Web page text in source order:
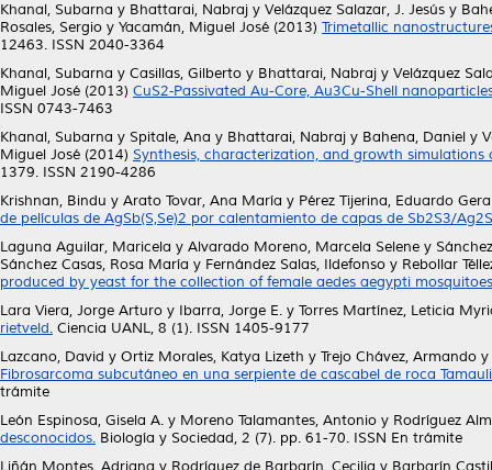
Khanal, Subarna y Bhattarai, Nabraj y Velázquez Salazar, J. Jesús y
Rosales, Sergio y Yacamán, Miguel José (2013) Trimetallic
12463. ISSN 2040-3364
Khanal, Subarna y Casillas, Gilberto y Bhattarai, Nabraj y Velázquez
Miguel José (2013) CuS2‐Passivated Au-Core, Au3Cu-Shell
ISSN 0743-7463
Khanal, Subarna y Spitale, Ana y Bhattarai, Nabraj y Bahena, Daniel y
Miguel José (2014) Synthesis, characterization, and growth simulations
1379. ISSN 2190-4286
Krishnan, Bindu y Arato Tovar, Ana María y Pérez Tijerina, Eduardo
de películas de AgSb(S,Se)2 por calentamiento de capas de Sb2S3/
Laguna Aguilar, Maricela y Alvarado Moreno, Marcela Selene y
Sánchez Casas, Rosa María y Fernández Salas, Ildefonso y Rebollar
produced by yeast for the collection of female aedes aegypti
Lara Viera, Jorge Arturo y Ibarra, Jorge E. y Torres Martínez, Leticia
rietveld. Ciencia UANL, 8 (1). ISSN 1405-9177
Lazcano, David y Ortiz Morales, Katya Lizeth y Trejo Chávez, Armando y
Fibrosarcoma subcutáneo en una serpiente de cascabel de roca
trámite
León Espinosa, Gisela A. y Moreno Talamantes, Antonio y Rodríguez
desconocidos. Biología y Sociedad, 2 (7). pp. 61-70. ISSN En trámite